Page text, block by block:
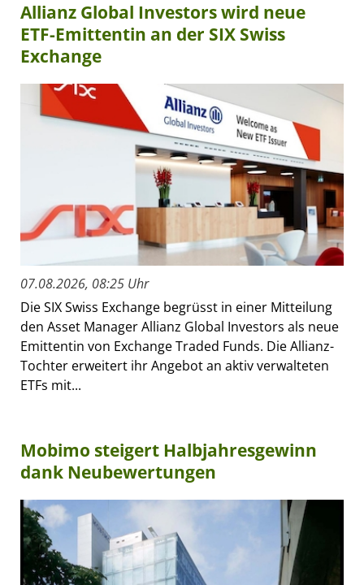
Allianz Global Investors wird neue
ETF-Emittentin an der SIX Swiss
Exchange
07.08.2026, 08:25 Uhr
Die SIX Swiss Exchange begrüsst in einer Mitteilung
den Asset Manager Allianz Global Investors als neue
Emittentin von Exchange Traded Funds. Die Allianz-
Tochter erweitert ihr Angebot an aktiv verwalteten
ETFs mit...
Mobimo steigert Halbjahresgewinn
dank Neubewertungen